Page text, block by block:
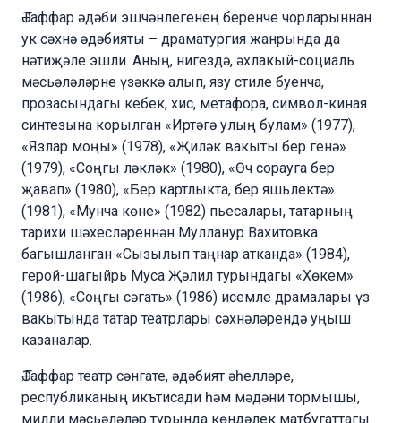
Ә.Гаффар әдәби эшчәнлегенең беренче чорларыннан
ук сәхнә әдәбияты – драматургия жанрында да
нәтиҗәле эшли. Аның, нигездә, әхлакый-социаль
мәсьәләләрне үзәккә алып, язу стиле буенча,
прозасындагы кебек, хис, метафора, символ-киная
синтезына корылган «Иртәгә улың булам» (1977),
«Язлар моңы» (1978), «Җиләк вакыты бер генә»
(1979), «Соңгы ләкләк» (1980), «Өч сорауга бер
җавап» (1980), «Бер картлыкта, бер яшьлектә»
(1981), «Мунча көне» (1982) пьесалары, татарның
тарихи шәхесләреннән Мулланур Вахитовка
багышланган «Сызылып таңнар атканда» (1984),
герой-шагыйрь Муса Җәлил турындагы «Хөкем»
(1986), «Соңгы сәгать» (1986) исемле драмалары үз
вакытында татар театрлары сәхнәләрендә уңыш
казаналар.
Ә.Гаффар театр сәнгате, әдәбият әһелләре,
республиканың икътисади һәм мәдәни тормышы,
милли мәсьәләләр турында көндәлек матбугаттагы